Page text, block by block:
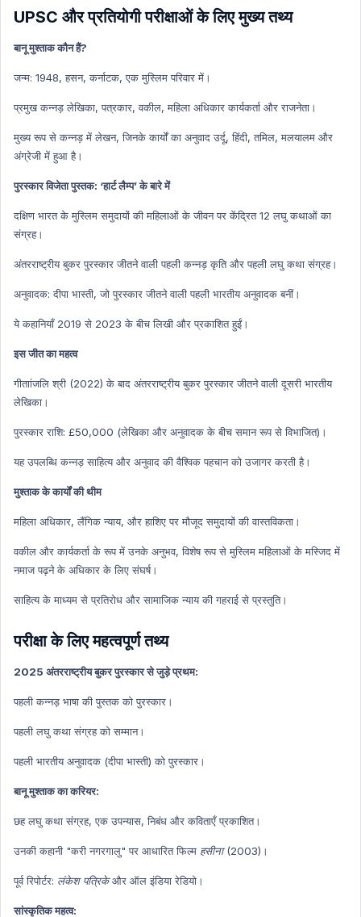
Personality
Personality Hindi
History & Culture
Sports
Art & Culture Hindi
World Economy
World Economy Hindi
Indian Polity
Indian Polity Hindi
Defense Technology
Daily Current Affairs Hindi
International organization
International organization Hindi
New Appointment Hindi
Prize
Geography Hindi
Agriculture
Agriculture Hindi
Economics
Economics Hindi
Health
Health Hindi
UPSC और प्रतियोगी परीक्षाओं के लिए मुख्य तथ्य
बानू मुश्ताक कौन हैं?
जन्म: 1948, हसन, कर्नाटक, एक मुस्लिम परिवार में।
प्रमुख कन्नड़ लेखिका, पत्रकार, वकील, महिला अधिकार कार्यकर्ता और राजनेता।
मुख्य रूप से कन्नड़ में लेखन, जिनके कार्यों का अनुवाद उर्दू, हिंदी, तमिल, मलयालम और
अंग्रेजी में हुआ है।
पुरस्कार विजेता पुस्तक: ‘हार्ट लैम्प’ के बारे में
दक्षिण भारत के मुस्लिम समुदायों की महिलाओं के जीवन पर केंद्रित 12 लघु कथाओं का
संग्रह।
अंतरराष्ट्रीय बुकर पुरस्कार जीतने वाली पहली कन्नड़ कृति और पहली लघु कथा संग्रह।
अनुवादक: दीपा भास्‍ती, जो पुरस्कार जीतने वाली पहली भारतीय अनुवादक बनीं।
ये कहानियाँ 2019 से 2023 के बीच लिखी और प्रकाशित हुईं।
इस जीत का महत्व
गीताांजलि श्री (2022) के बाद अंतरराष्ट्रीय बुकर पुरस्कार जीतने वाली दूसरी भारतीय
लेखिका।
पुरस्कार राशि: £50,000 (लेखिका और अनुवादक के बीच समान रूप से विभाजित)।
यह उपलब्धि कन्नड़ साहित्य और अनुवाद की वैश्विक पहचान को उजागर करती है।
मुश्ताक के कार्यों की थीम
महिला अधिकार, लैंगिक न्याय, और हाशिए पर मौजूद समुदायों की वास्तविकता।
वकील और कार्यकर्ता के रूप में उनके अनुभव, विशेष रूप से मुस्लिम महिलाओं के मस्जिद में
नमाज पढ़ने के अधिकार के लिए संघर्ष।
साहित्य के माध्यम से प्रतिरोध और सामाजिक न्याय की गहराई से प्रस्तुति।
परीक्षा के लिए महत्वपूर्ण तथ्य
2025 अंतरराष्ट्रीय बुकर पुरस्कार से जुड़े प्रथम:
पहली कन्नड़ भाषा की पुस्तक को पुरस्कार।
पहली लघु कथा संग्रह को सम्मान।
पहली भारतीय अनुवादक (दीपा भास्‍ती) को पुरस्कार।
बानू मुश्ताक का करियर:
छह लघु कथा संग्रह, एक उपन्यास, निबंध और कविताएँ प्रकाशित।
उनकी कहानी "करी नगरगालु" पर आधारित फिल्म हसीना(2003)।
पूर्व रिपोर्टर: लंकेश पत्रिकेऔर ऑल इंडिया रेडियो।
सांस्कृतिक महत्व: